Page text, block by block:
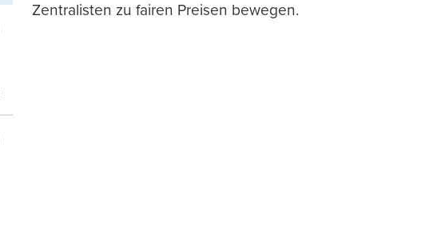
Zentralisten zu fairen Preisen bewegen.